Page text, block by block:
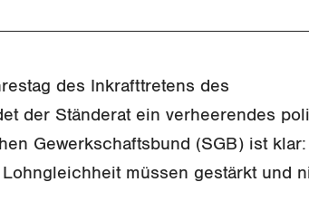
des Inkrafttretens des
der Ständerat ein verheerendes
Gewerkschaftsbund (SGB) ist
müssen gestärkt und